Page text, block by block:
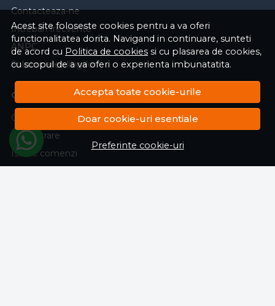
Acest site foloseste cookies pentru a va oferi
functionalitatea dorita. Navigand in continuare, sunteti
de acord cu Politica de cookies si cu plasarea de cookies,
cu scopul de a va oferi o experienta imbunatatita.
Accepta toate cookie-urile
Doar cookie-uri esentiale
Preferinte cookie-uri
Contacteaza-ne
Intrebari frecvente
ANPC
Solutionarea litigiilor
CONT CLIENT
Contul meu
Inregistrare
Istoric comenzi